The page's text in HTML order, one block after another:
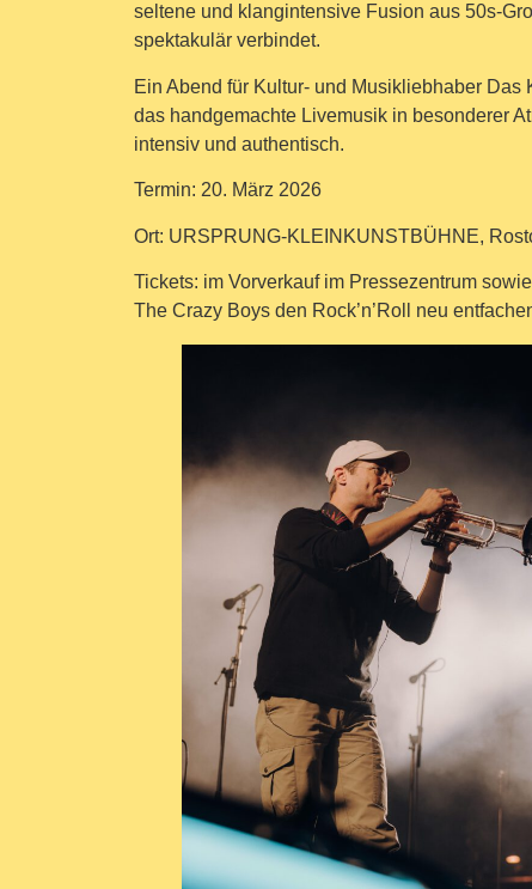
seltene und klangintensive Fusion aus 50s-
spektakulär verbindet.
Ein Abend für Kultur- und Musikliebhaber
das handgemachte Livemusik in besonderer
intensiv und authentisch.
Termin: 20. März 2026
Ort: URSPRUNG-KLEINKUNSTBÜHNE,
Tickets: im Vorverkauf im Pressezentrum
The Crazy Boys den Rock’n’Roll neu